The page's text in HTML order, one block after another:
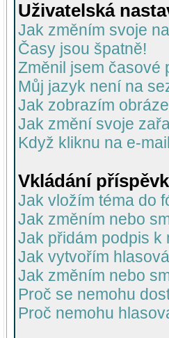
Uživatelská
Jak změním svoje
Časy jsou špatně!
Změnil jsem časové
Můj jazyk není na
Jak zobrazím
Jak změní svoje
Když kliknu na e-
Vkládání
Jak vložím téma do
Jak změním nebo
Jak přidám podpis k
Jak vytvořím
Jak změním nebo
Proč se nemohu
Proč nemohu